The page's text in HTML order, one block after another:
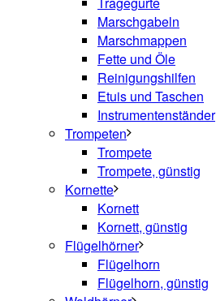
Marschgabeln
Marschmappen
Fette und Öle
Reinigungshilfen
Etuis und Taschen
Instrumentenständer
Trompeten
Trompete
Trompete, günstig
Kornette
Kornett
Kornett, günstig
Flügelhörner
Flügelhorn
Flügelhorn, günstig